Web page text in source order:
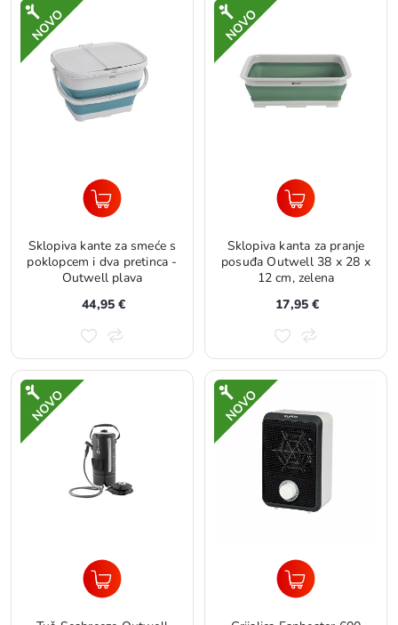
Sklopiva kante za smeće s
poklopcem i dva pretinca -
Outwell plava
44,95 €
Sklopiva kanta za pranje
posuđa Outwell 38 x 28 x
12 cm, zelena
17,95 €